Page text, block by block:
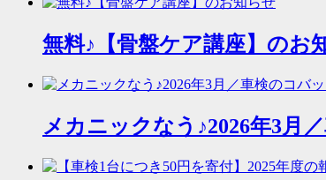
無料♪【骨盤ケア講座】のお
メカニックなう♪2026年3月